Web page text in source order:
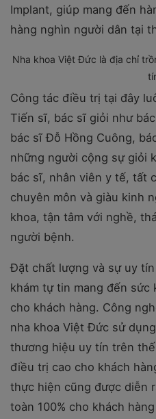
Implant, giúp mang đến
hàng nghìn người dân tại
Nha khoa Việt Đức là địa chỉ
Công tác điều trị tại đây
Tiến sĩ, bác sĩ giỏi như
bác sĩ Đỗ Hồng Cuông,
những người cộng sự giỏi
bác sĩ, nhân viên y tế, tất
chuyên môn và giàu kinh
khoa, tận tâm với nghề,
người bệnh.
Đặt chất lượng và sự uy
khám tự tin mang đến sức
cho khách hàng. Công
nha khoa Việt Đức sử
thương hiệu uy tín trên
điều trị cao cho khách
thực hiện cũng được diễn
toàn 100% cho khách